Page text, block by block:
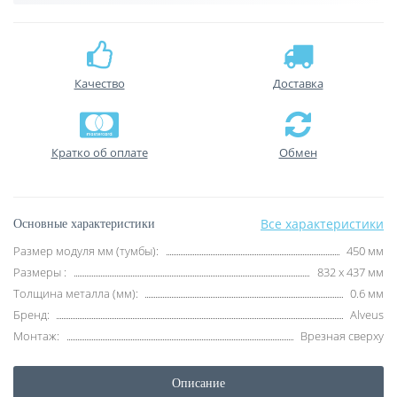
Качество Доставка
Кратко об оплате Обмен
Основные характеристики Все характеристики
Размер модуля мм (тумбы):
450 мм
Размеры :
832 х 437 мм
Толщина металла (мм):
0.6 мм
Бренд:
Alveus
Монтаж:
Врезная сверху
Описание